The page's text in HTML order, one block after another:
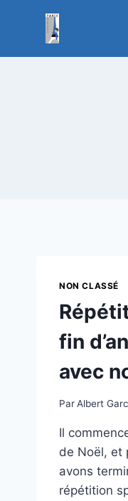
NON CLASSÉ
fin
avec
ParAlbert
Il
de Noël, et
avons
répétition